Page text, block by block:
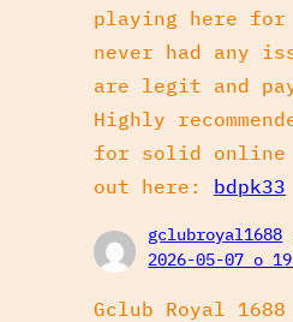
playing here for
never had any
are legit and
Highly
for solid online
out here: bdpk33
gclubroyal1688
2026-05-07 o
Gclub Royal